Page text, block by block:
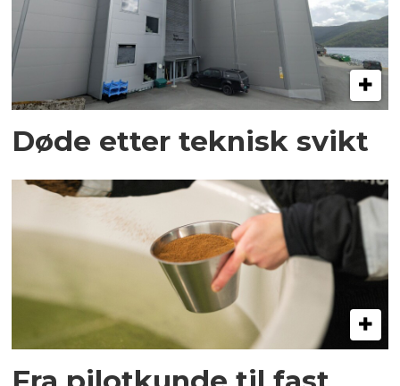
Døde etter teknisk svikt